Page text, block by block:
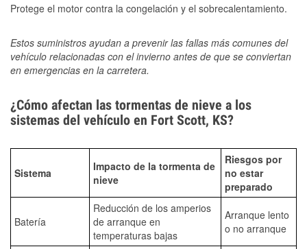
Protege el motor contra la congelación y el sobrecalentamiento.
Estos suministros ayudan a prevenir las fallas más comunes del
vehículo relacionadas con el invierno antes de que se conviertan
en emergencias en la carretera.
¿Cómo afectan las tormentas de nieve a los
sistemas del vehículo en Fort Scott, KS?
Sistema
Impacto de la tormenta de
nieve
Riesgos por
no estar
preparado
Batería
Reducción de los amperios
de arranque en
temperaturas bajas
Arranque lento
o no arranque